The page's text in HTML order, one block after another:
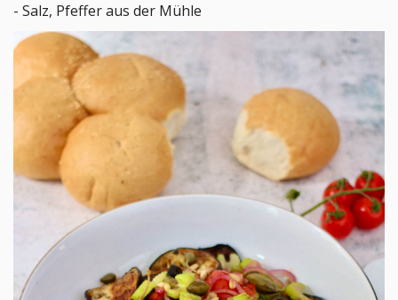
- Salz, Pfeffer aus der Mühle